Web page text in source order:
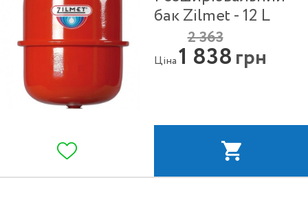
бак Zilmet - 12 L
Ціна
2 363
1 838грн